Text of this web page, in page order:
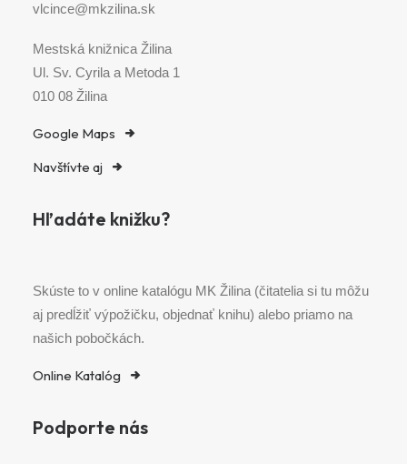
vlcince@mkzilina.sk
Mestská knižnica Žilina
Ul. Sv. Cyrila a Metoda 1
010 08 Žilina
Google Maps
Navštívte aj
Hľadáte knižku?
Skúste to v online katalógu MK Žilina (čitatelia si tu môžu
aj predĺžiť výpožičku, objednať knihu) alebo priamo na
našich pobočkách.
Online Katalóg
Podporte nás